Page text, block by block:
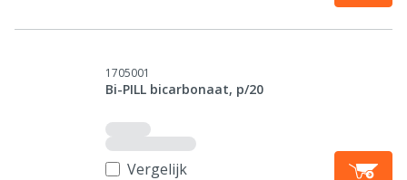
1705001
Bi-PILL bicarbonaat, p/20
Vergelijk